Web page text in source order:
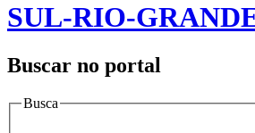
SUL-RIO-
Buscar no portal
Busca